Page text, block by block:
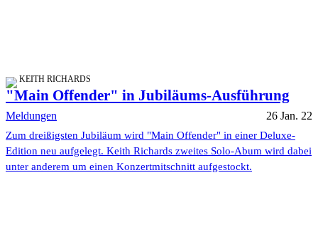
KEITH RICHARDS
"Main Offender" in Jubiläums-Ausführung
Meldungen 26 Jan. 22
Zum dreißigsten Jubiläum wird "Main Offender" in einer Deluxe-
Edition neu aufgelegt. Keith Richards zweites Solo-Abum wird dabei
unter anderem um einen Konzertmitschnitt aufgestockt.